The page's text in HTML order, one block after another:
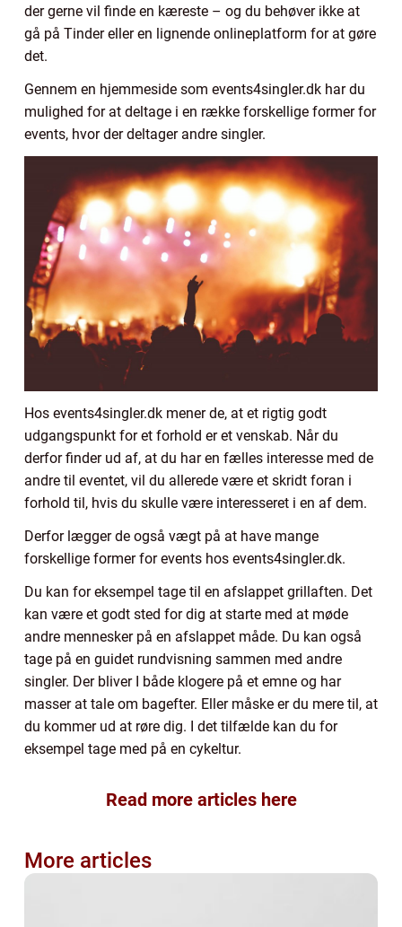
der gerne vil finde en kæreste – og du behøver ikke at
gå på Tinder eller en lignende onlineplatform for at gøre
det.
Gennem en hjemmeside som events4singler.dk har du
mulighed for at deltage i en række forskellige former for
events, hvor der deltager andre singler.
Hos events4singler.dk mener de, at et rigtig godt
udgangspunkt for et forhold er et venskab. Når du
derfor finder ud af, at du har en fælles interesse med de
andre til eventet, vil du allerede være et skridt foran i
forhold til, hvis du skulle være interesseret i en af dem.
Derfor lægger de også vægt på at have mange
forskellige former for events hos events4singler.dk.
Du kan for eksempel tage til en afslappet grillaften. Det
kan være et godt sted for dig at starte med at møde
andre mennesker på en afslappet måde. Du kan også
tage på en guidet rundvisning sammen med andre
singler. Der bliver I både klogere på et emne og har
masser at tale om bagefter. Eller måske er du mere til, at
du kommer ud at røre dig. I det tilfælde kan du for
eksempel tage med på en cykeltur.
Read more articles here
More articles